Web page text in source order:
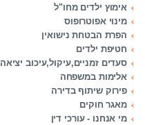
אימוץ ילדים מחו"ל
מינוי אפוטרופוס
הפרת הבטחת נישואין
חטיפת ילדים
סעדים זמניים,עיקול,עיכוב יציאה
אלימות במשפחה
פירוק שיתוף בדירה
מאגר חוקים
מי אנחנו - עורכי דין